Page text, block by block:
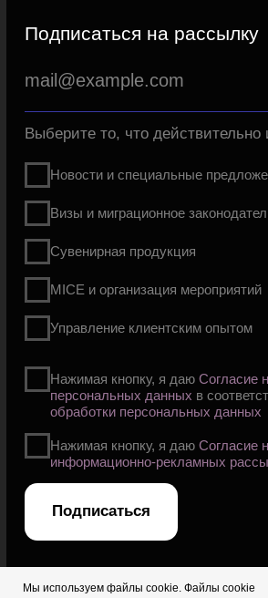
Мы используем файлы cookie. Файлы cookie